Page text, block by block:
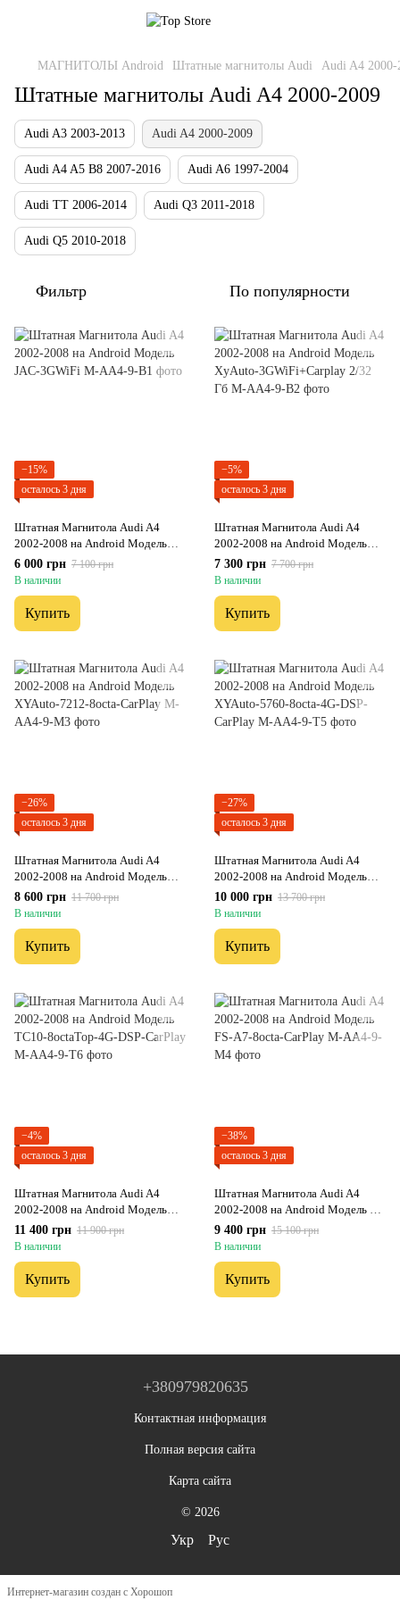
МАГНИТОЛЫ Android Штатные магнитолы Audi Audi A4 2000-
Штатные магнитолы Audi A4 2000-2009
Audi A3 2003-2013 Audi A4 2000-2009
Audi A4 A5 B8 2007-2016 Audi A6 1997-2004
Audi TT 2006-2014 Audi Q3 2011-2018
Audi Q5 2010-2018
Фильтр По популярности
−15%
осталось 3 дня
Штатная Магнитола Audi A4
2002-2008 на Android Модель
JAC-3GWiFi
6 000 грн 7 100 грн
В наличии
Купить
−5%
осталось 3 дня
Штатная Магнитола Audi A4
2002-2008 на Android Модель
XyAuto-3GWiFi+Carplay 2/32 Гб
7 300 грн 7 700 грн
В наличии
Купить
−26%
осталось 3 дня
Штатная Магнитола Audi A4
2002-2008 на Android Модель
XYAuto-7212-8octa-CarPlay
8 600 грн 11 700 грн
В наличии
Купить
−27%
осталось 3 дня
Штатная Магнитола Audi A4
2002-2008 на Android Модель
XYAuto-5760-8octa-4G-DSP-
CarPlay
10 000 грн 13 700 грн
В наличии
Купить
−4%
осталось 3 дня
Штатная Магнитола Audi A4
2002-2008 на Android Модель
ТС10-8octaTop-4G-DSP-CarPlay
11 400 грн 11 900 грн
В наличии
Купить
−38%
осталось 3 дня
Штатная Магнитола Audi A4
2002-2008 на Android Модель FS-
A7-8octa-CarPlay
9 400 грн 15 100 грн
В наличии
Купить
+380979820635
Контактная информация
Полная версия сайта
Карта сайта
© 2026
Укр Рус
Интернет-магазин создан с Хорошоп